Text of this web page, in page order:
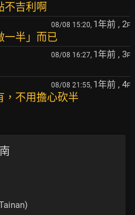
不吉利啊
08/08 15:20, 1年前 , 2F
一半」而已
08/08 16:27, 1年前 , 3F
08/08 21:55, 1年前 , 4F
，不用擔心砍半